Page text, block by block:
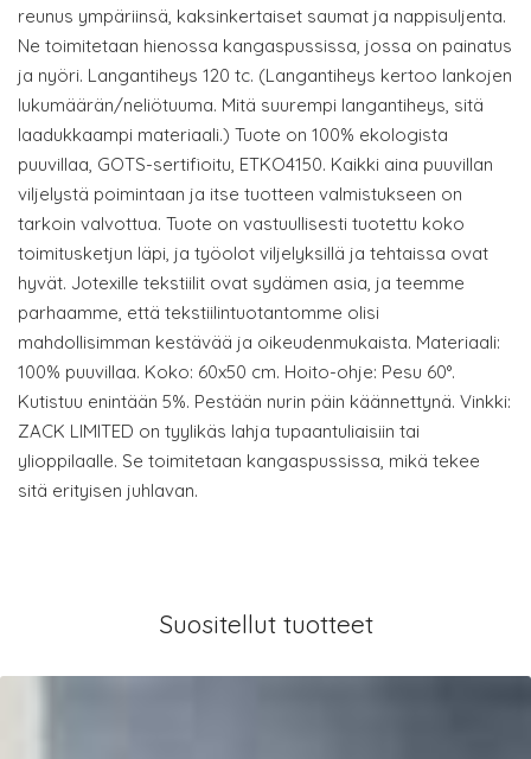
reunus ympäriinsä, kaksinkertaiset saumat ja nappisuljenta.
Ne toimitetaan hienossa kangaspussissa, jossa on painatus
ja nyöri. Langantiheys 120 tc. (Langantiheys kertoo lankojen
lukumäärän/neliötuuma. Mitä suurempi langantiheys, sitä
laadukkaampi materiaali.) Tuote on 100% ekologista
puuvillaa, GOTS-sertifioitu, ETKO4150. Kaikki aina puuvillan
viljelystä poimintaan ja itse tuotteen valmistukseen on
tarkoin valvottua. Tuote on vastuullisesti tuotettu koko
toimitusketjun läpi, ja työolot viljelyksillä ja tehtaissa ovat
hyvät. Jotexille tekstiilit ovat sydämen asia, ja teemme
parhaamme, että tekstiilintuotantomme olisi
mahdollisimman kestävää ja oikeudenmukaista. Materiaali:
100% puuvillaa. Koko: 60x50 cm. Hoito-ohje: Pesu 60°.
Kutistuu enintään 5%. Pestään nurin päin käännettynä. Vinkki:
ZACK LIMITED on tyylikäs lahja tupaantuliaisiin tai
ylioppilaalle. Se toimitetaan kangaspussissa, mikä tekee
sitä erityisen juhlavan.
Suositellut tuotteet